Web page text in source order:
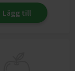
Lägg till